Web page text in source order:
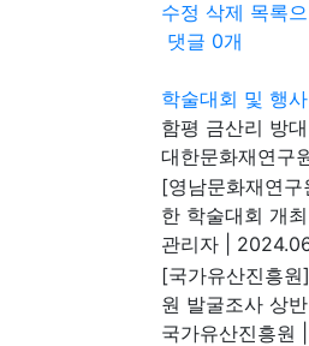
수정 삭제 목록
댓글 0개
학술대회 및 행사
함평 금산리 방
대한문화재연구
[영남문화재연
한 학술대회 개
관리자
[국가유산진흥
원 발굴조사 상
국가유산진흥원